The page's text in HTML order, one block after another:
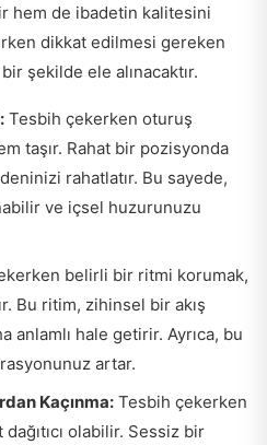
hem de ibadetin kalitesini
dikkat edilmesi gereken
şekilde ele alınacaktır.
Tesbih çekerken oturuş
taşır. Rahat bir pozisyonda
rahatlatır. Bu sayede,
ve içsel huzurunuzu
belirli bir ritmi korumak,
Bu ritim, zihinsel bir akış
anlamlı hale getirir. Ayrıca, bu
artar.
Kaçınma: Tesbih çekerken
olabilir. Sessiz bir